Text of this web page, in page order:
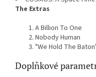
The Extras
A Billion To One
Nobody Human
"We Hold The
Doplňkové